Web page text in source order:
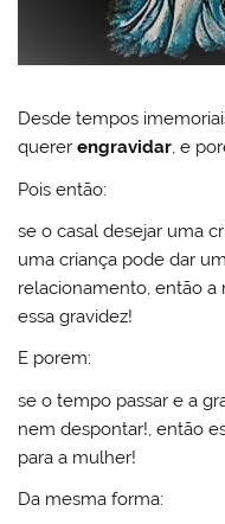
Desde tempos
quererengravidar, e
Pois então:
se o casal desejar uma
uma criança pode dar
relacionamento, então a
essa gravidez!
E porem:
se o tempo passar e a
nem despontar!, então
para a mulher!
Da mesma forma: